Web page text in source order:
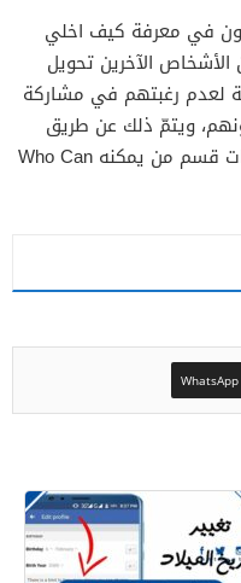
في معرفة كيف اخلي
الآخرين تحويل
لعدم رغبتهم في مشاركة
ويتمّ ذلك عن طريق
الذّهاب إلى الإعدادات ثمّ تغيير إعدادات قسم من يمكنه Who Can
WhatsApp